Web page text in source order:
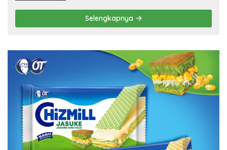
Selengkapnya